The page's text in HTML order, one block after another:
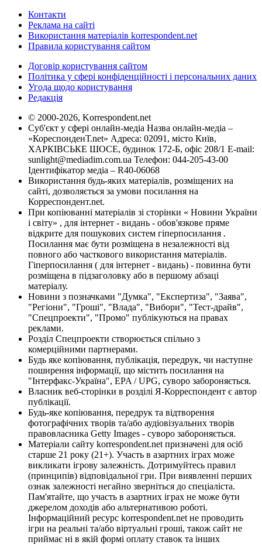
Контакти
Реклама на сайті
Використання матеріалів korrespondent.net
Правила користування сайтом
Договір користування сайтом
Політика у сфері конфіденційності і персональних даних
Угода щодо користування
Редакція
© 2000-2026, Korrespondent.net
Суб'єкт у сфері онлайн-медіа Назва онлайн-медіа –
«КореспонденТ.net» Адреса: 02091, місто Київ,
ХАРКІВСЬКЕ ШОСЕ, будинок 172-Б, офіс 208/1 E-mail:
sunlight@mediadim.com.ua Телефон: 044-205-43-00
Ідентифікатор медіа – R40-06068
Використання будь-яких матеріалів, розміщених на
сайті, дозволяється за умови посилання на
Корреспондент.net.
При копіюванні матеріалів зі сторінки « Новини України
і світу» , для інтернет - видань - обов'язкове пряме
відкрите для пошукових систем гіперпосилання .
Посилання має бути розміщена в незалежності від
повного або часткового використання матеріалів.
Гіперпосилання ( для інтернет - видань) - повинна бути
розміщена в підзаголовку або в першому абзаці
матеріалу.
Новини з позначками "Думка", "Експертиза", "Заява",
"Регіони", "Гроші", "Влада", "Вибори", "Тест-драйв",
"Спецпроекти", "Промо" публікуються на правах
реклами.
Розділ Спецпроекти створюється спільно з
комерційними партнерами.
Будь яке копіювання, публікація, передрук, чи наступне
поширення інформації, що містить посилання на
"Інтерфакс-Україна", EPA / UPG, суворо забороняється.
Власник веб-сторінки в розділі Я-Корреспондент є автор
публікації.
Будь-яке копіювання, передрук та відтворення
фотографічних творів та/або аудіовізуальних творів
правовласника Getty Images - суворо забороняється.
Матеріали сайту korrespondent.net призначені для осіб
старше 21 року (21+). Участь в азартних іграх може
викликати ігрову залежність. Дотримуйтесь правил
(принципів) відповідальної гри. При виявленні перших
ознак залежності негайно зверніться до спеціаліста.
Пам'ятайте, що участь в азартних іграх не може бути
джерелом доходів або альтернативою роботі.
Інформаційний ресурс korrespondent.net не проводить
ігри на реальні та/або віртуальні гроші, також сайт не
приймає ні в якій формі оплату ставок та інших